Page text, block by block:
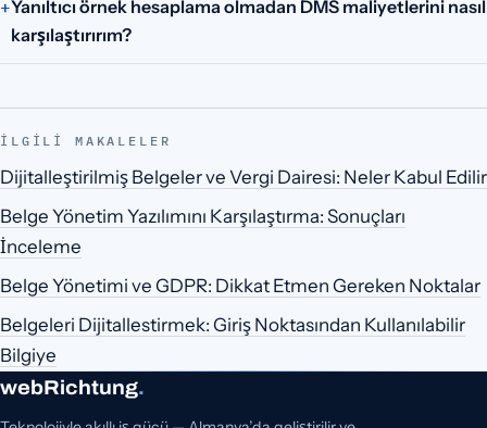
Yanıltıcı örnek hesaplama olmadan DMS maliyetlerini nasıl
karşılaştırırım?
İLGILI MAKALELER
Dijitalleştirilmiş Belgeler ve Vergi Dairesi: Neler Kabul Edilir
Belge Yönetim Yazılımını Karşılaştırma: Sonuçları
İnceleme
Belge Yönetimi ve GDPR: Dikkat Etmen Gereken Noktalar
Belgeleri Dijitallestirmek: Giriş Noktasından Kullanılabilir
Bilgiye
webRichtung.